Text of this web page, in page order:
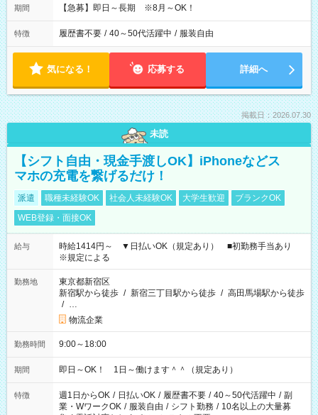
期間 【急募】即日～長期 ※8月～OK！
特徴 履歴書不要 / 40～50代活躍中 / 服装自由
気になる！ 応募する 詳細へ
掲載日：2026.07.30
未読
【シフト自由・現金手渡しOK】iPhoneなどス
マホの充電を繋げるだけ！
派遣 職種未経験OK 社会人未経験OK 大学生歓迎
ブランクOK
WEB登録・面接OK
給与
時給1414円～ ▼日払いOK（規定あり） ■初勤務手当あり
※規定による
勤務地
東京都新宿区
新宿駅から徒歩 / 新宿三丁目駅から徒歩 / 高田馬場駅から徒歩
/ …
物流企業
勤務時間 9:00～18:00
期間 即日～OK！ 1日～働けます＾＾（規定あり）
特徴 週1日からOK / 日払いOK / 履歴書不要 / 40～50代活躍中 / 副
業・WワークOK / 服装自由 / シフト勤務 / 10名以上の大量募